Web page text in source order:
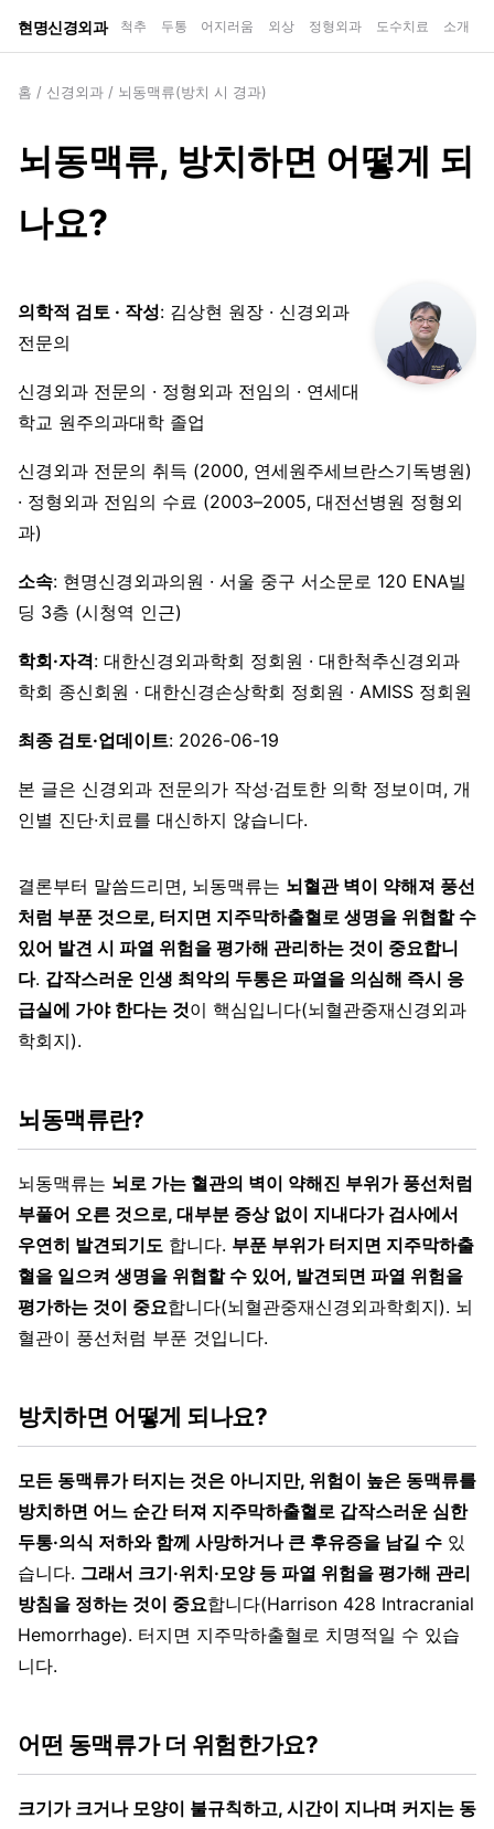
현명신경외과 척추 두통 어지러움 외상 정형외과 도수치료 소개
홈 / 신경외과 / 뇌동맥류(방치 시 경과)
뇌동맥류, 방치하면 어떻게 되
나요?
의학적 검토 · 작성: 김상현 원장 · 신경외과
전문의
신경외과 전문의 · 정형외과 전임의 · 연세대
학교 원주의과대학 졸업
신경외과 전문의 취득 (2000, 연세원주세브란스기독병원)
· 정형외과 전임의 수료 (2003–2005, 대전선병원 정형외
과)
소속: 현명신경외과의원 · 서울 중구 서소문로 120 ENA빌
딩 3층 (시청역 인근)
학회·자격: 대한신경외과학회 정회원 · 대한척추신경외과
학회 종신회원 · 대한신경손상학회 정회원 · AMISS 정회원
최종 검토·업데이트: 2026-06-19
본 글은 신경외과 전문의가 작성·검토한 의학 정보이며, 개
인별 진단·치료를 대신하지 않습니다.
결론부터 말씀드리면, 뇌동맥류는 뇌혈관 벽이 약해져 풍선
처럼 부푼 것으로, 터지면 지주막하출혈로 생명을 위협할 수
있어 발견 시 파열 위험을 평가해 관리하는 것이 중요합니
다. 갑작스러운 인생 최악의 두통은 파열을 의심해 즉시 응
급실에 가야 한다는 것이 핵심입니다(뇌혈관중재신경외과
학회지).
뇌동맥류란?
뇌동맥류는 뇌로 가는 혈관의 벽이 약해진 부위가 풍선처럼
부풀어 오른 것으로, 대부분 증상 없이 지내다가 검사에서
우연히 발견되기도 합니다. 부푼 부위가 터지면 지주막하출
혈을 일으켜 생명을 위협할 수 있어, 발견되면 파열 위험을
평가하는 것이 중요합니다(뇌혈관중재신경외과학회지). 뇌
혈관이 풍선처럼 부푼 것입니다.
방치하면 어떻게 되나요?
모든 동맥류가 터지는 것은 아니지만, 위험이 높은 동맥류를
방치하면 어느 순간 터져 지주막하출혈로 갑작스러운 심한
두통·의식 저하와 함께 사망하거나 큰 후유증을 남길 수 있
습니다. 그래서 크기·위치·모양 등 파열 위험을 평가해 관리
방침을 정하는 것이 중요합니다(Harrison 428 Intracranial
Hemorrhage). 터지면 지주막하출혈로 치명적일 수 있습
니다.
어떤 동맥류가 더 위험한가요?
크기가 크거나 모양이 불규칙하고, 시간이 지나며 커지는 동